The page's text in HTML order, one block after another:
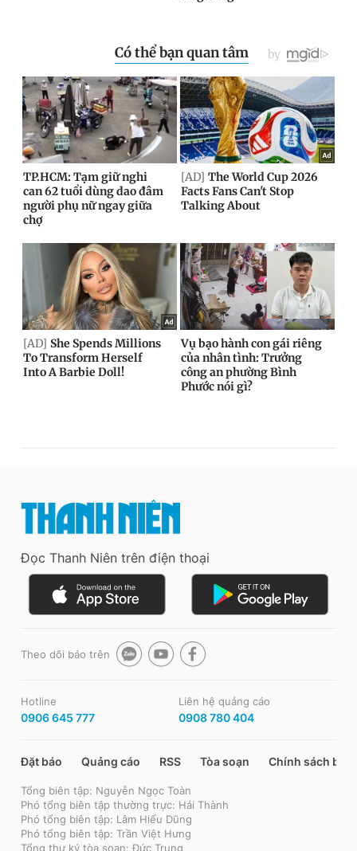
Đọc Thanh Niên trên điện thoại
Theo dõi báo trên
Hotline
0906 645 777
Liên hệ quảng cáo
0908 780 404
Đặt báo Quảng cáo RSS Tòa soạn Chính sách bảo
Tổng biên tập: Nguyễn Ngọc Toàn
Phó tổng biên tập thường trực: Hải Thành
Phó tổng biên tập: Lâm Hiếu Dũng
Phó tổng biên tập: Trần Việt Hưng
Tổng thư ký tòa soạn: Đức Trung